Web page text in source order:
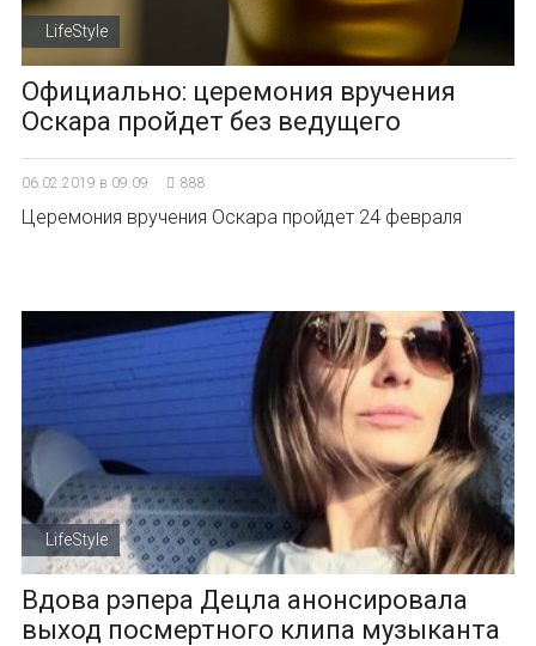
LifeStyle
Официально: церемония вручения
Оскара пройдет без ведущего
06.02.2019 в 09:09 888
Церемония вручения Оскара пройдет 24 февраля
LifeStyle
Вдова рэпера Децла анонсировала
выход посмертного клипа музыканта